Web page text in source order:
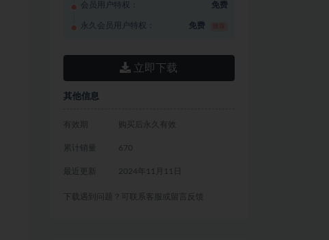
会员用户特权： 免费
永久会员用户特权： 免费
立即下载
其他信息
有效期 购买后永久有效
累计销量 670
最近更新 2024年11月11日
下载遇到问题？可联系客服或留言反馈